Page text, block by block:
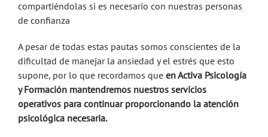
compartiéndolas si es necesario con nuestras personas
de confianza
A pesar de todas estas pautas somos conscientes de la
dificultad de manejar la ansiedad y el estrés que esto
supone, por lo que recordamos que en Activa Psicología
y Formación mantendremos nuestros servicios
operativos para continuar proporcionando la atención
psicológica necesaria.